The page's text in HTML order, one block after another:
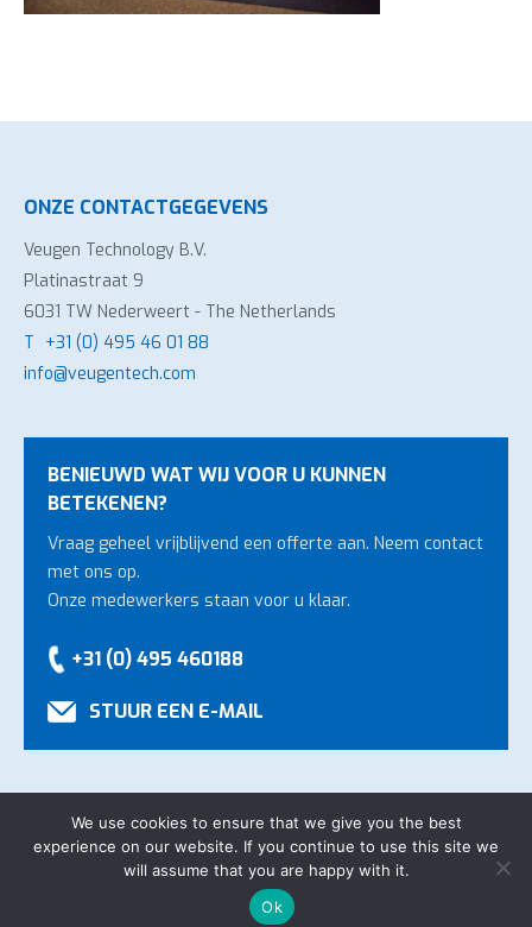
ONZE CONTACTGEGEVENS
Veugen Technology B.V.
Platinastraat 9
6031 TW Nederweert - The Netherlands
T +31 (0) 495 46 01 88
info@veugentech.com
BENIEUWD WAT WIJ VOOR U KUNNEN
BETEKENEN?
Vraag geheel vrijblijvend een offerte aan. Neem contact
met ons op.
Onze medewerkers staan voor u klaar.
+31 (0) 495 460188
STUUR EEN E-MAIL
Copyright Veugen Technology B.V. - Algemene voorwaarden
Website door
We use cookies to ensure that we give you the best
experience on our website. If you continue to use this site we
will assume that you are happy with it.
Ok